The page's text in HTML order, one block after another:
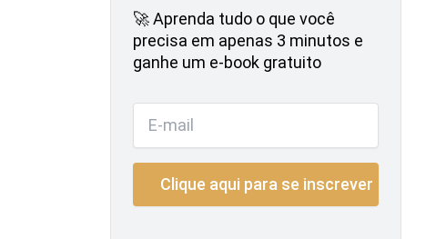
🚀 Aprenda tudo o que você
precisa em apenas 3 minutos e
ganhe um e-book gratuito